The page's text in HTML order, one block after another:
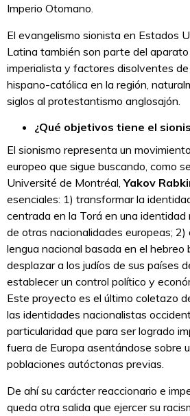
Imperio Otomano.
El evangelismo sionista en Estados
Latina también son parte del
imperialista y factores disolventes
hispano-católica en la región,
siglos al protestantismo anglosajón.
¿Qué objetivos tiene el
El sionismo representa un
europeo que sigue buscando, como
Université de Montréal,Yakov
esenciales: 1) transformar la
centrada en la Torá en una identidad
de otras nacionalidades europeas; 2)
lengua nacional basada en el hebreo
desplazar a los judíos de sus países
establecer un control político y
Este proyecto es el último coletazo
las identidades nacionalistas
particularidad que para ser logrado
fuera de Europa asentándose sobre
poblaciones autóctonas previas.
De ahí su carácter reaccionario e
queda otra salida que ejercer su